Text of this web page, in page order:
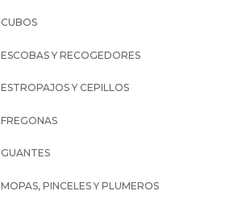
CUBOS
ESCOBAS Y RECOGEDORES
ESTROPAJOS Y CEPILLOS
FREGONAS
GUANTES
MOPAS, PINCELES Y PLUMEROS